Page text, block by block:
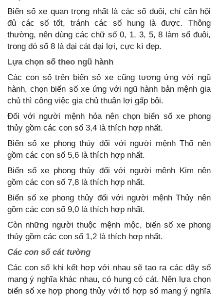
Biển số xe quan trọng nhất là các số đuôi, chỉ cần hội
đủ các số tốt, tránh các số hung là được. Thông
thường, nên dùng các chữ số 0, 1, 3, 5, 8 làm số đuôi,
trong đó số 8 là đại cát đại lợi, cực kì đẹp.
Lựa chọn số theo ngũ hành
Các con số trên biển số xe cũng tương ứng với ngũ
hành, chọn biển số xe ứng với ngũ hành bản mệnh gia
chủ thì công việc gia chủ thuận lợi gấp bội.
Đối với người mệnh hỏa nên chọn biển số xe phong
thủy gồm các con số 3,4 là thích hợp nhất.
Biển số xe phong thủy đối với người mệnh Thổ nên
gồm các con số 5,6 là thích hợp nhất.
Biển số xe phong thủy đối với người mệnh Kim nên
gồm các con số 7,8 là thích hợp nhất.
Biển số xe phong thủy đối với người mệnh Thủy nên
gồm các con số 9,0 là thích hợp nhất.
Còn những người thuộc mệnh mộc, biển số xe phong
thủy gồm các con số 1,2 là thích hợp nhất.
Các con số cát tường
Các con số khi kết hợp với nhau sẽ tạo ra các dãy số
mang ý nghĩa khác nhau, có hung có cát. Nên lựa chọn
biển số xe hợp phong thủy với tổ hợp số mang ý nghĩa